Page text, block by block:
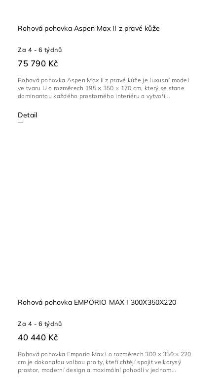
Rohová pohovka Aspen Max II z pravé kůže
Za 4 - 6 týdnů
75 790 Kč
Detail
Rohová pohovka Aspen Max II z pravé kůže je luxusní model
ve tvaru U o rozměrech 195 × 350 × 170 cm, který se stane
dominantou každého prostorného interiéru a vytvoří...
Rohová pohovka EMPORIO MAX I 300X350X220
Za 4 - 6 týdnů
40 440 Kč
Rohová pohovka Emporio Max I o rozměrech 300 × 350 × 220
cm je dokonalou volbou pro ty, kteří chtějí spojit velkorysý
prostor, moderní design a maximální pohodlí v jednom...